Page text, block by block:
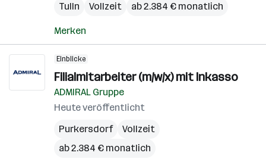
Tulln
Vollzeit ab 2.384 € monatlich
Merken
Einblicke
Filialmitarbeiter (m/w/x) mit Inkasso
ADMIRAL Gruppe
Heute veröffentlicht
Purkersdorf
Vollzeit
ab 2.384 € monatlich